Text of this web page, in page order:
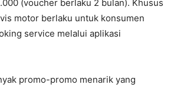
(voucher berlaku 2 bulan). Khusus
motor berlaku untuk konsumen
service melalui aplikasi
promo-promo menarik yang